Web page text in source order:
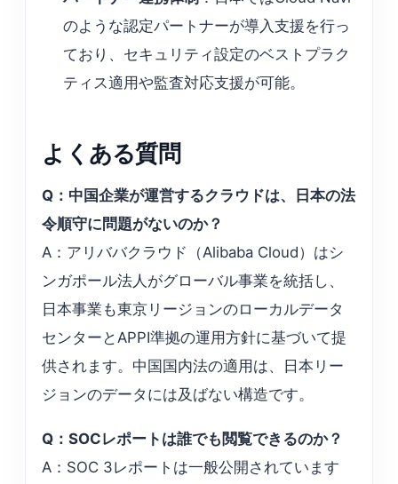
のような認定パートナーが導入支援を行っ
ており、セキュリティ設定のベストプラク
ティス適用や監査対応支援が可能。
よくある質問
Q：中国企業が運営するクラウドは、日本の法
令順守に問題がないのか？
A：アリババクラウド（Alibaba Cloud）はシ
ンガポール法人がグローバル事業を統括し、
日本事業も東京リージョンのローカルデータ
センターとAPPI準拠の運用方針に基づいて提
供されます。中国国内法の適用は、日本リー
ジョンのデータには及ばない構造です。
Q：SOCレポートは誰でも閲覧できるのか？
A：SOC 3レポートは一般公開されています